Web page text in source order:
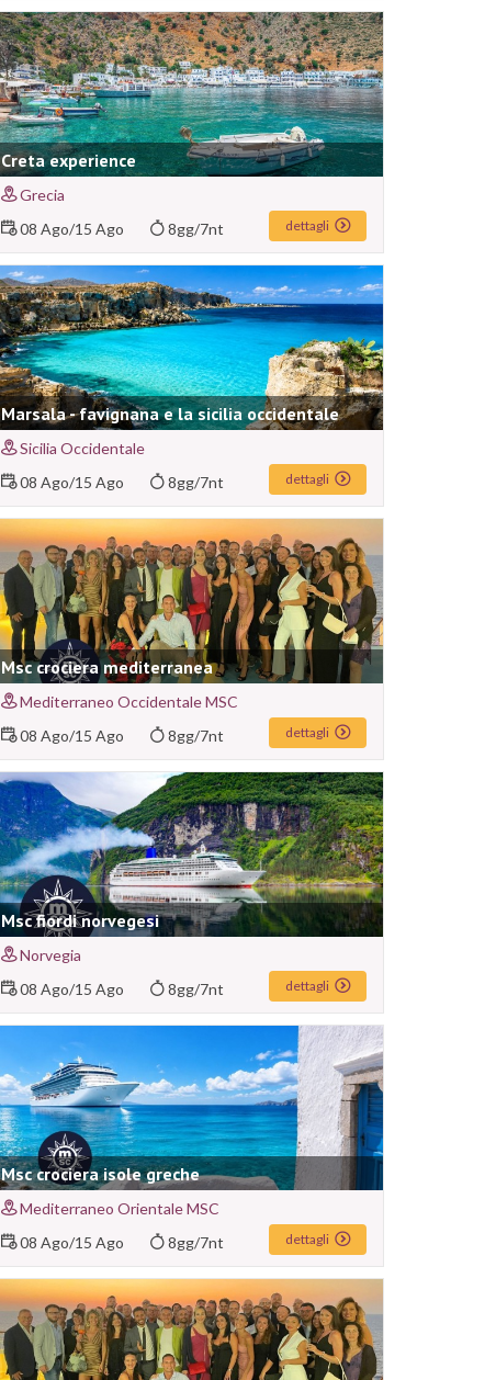
Creta experience
Grecia
08 Ago/15 Ago 8gg/7nt dettagli
Marsala - favignana e la sicilia occidentale
Sicilia Occidentale
08 Ago/15 Ago 8gg/7nt dettagli
Msc crociera mediterranea
Mediterraneo Occidentale MSC
08 Ago/15 Ago 8gg/7nt dettagli
Msc fiordi norvegesi
Norvegia
08 Ago/15 Ago 8gg/7nt dettagli
Msc crociera isole greche
Mediterraneo Orientale MSC
08 Ago/15 Ago 8gg/7nt dettagli